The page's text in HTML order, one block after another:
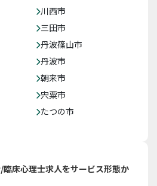
川西市
三田市
丹波篠山市
丹波市
朝来市
宍粟市
たつの市
床心理士求人をサービス形態か